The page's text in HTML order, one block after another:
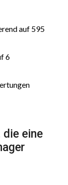
auf 595
6
eine